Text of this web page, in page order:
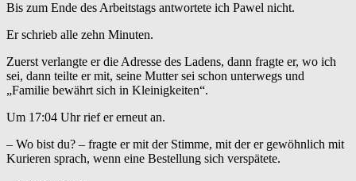
Bis zum Ende des Arbeitstags antwortete ich Pawel nicht.
Er schrieb alle zehn Minuten.
Zuerst verlangte er die Adresse des Ladens, dann fragte er, wo ich
sei, dann teilte er mit, seine Mutter sei schon unterwegs und
„Familie bewährt sich in Kleinigkeiten“.
Um 17:04 Uhr rief er erneut an.
– Wo bist du? – fragte er mit der Stimme, mit der er gewöhnlich mit
Kurieren sprach, wenn eine Bestellung sich verspätete.